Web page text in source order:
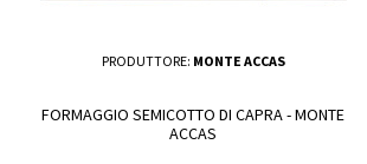
PRODUTTORE: MONTE ACCAS
FORMAGGIO SEMICOTTO DI CAPRA - MONTE
ACCAS